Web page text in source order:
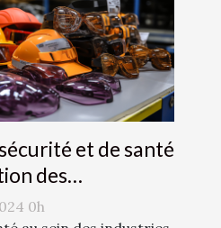
et de santé
des
0h